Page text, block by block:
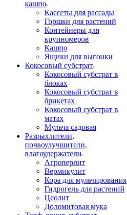
кашпо
Кассеты для рассады
Горшки для растений
Контейнеры для
крупномеров
Кашпо
Ящики для выгонки
Кокосовый субстрат
Кокосовый субстрат в
блоках
Кокосовый субстрат в
брикетах
Кокосовый субстрат в
матах
Мульча садовая
Разрыхлители,
почвоулучшители,
влагоудержатели
Агроперлит
Вермикулит
Кора для мульчирования
Гидрогель для растений
Цеолит
Доломитовая мука